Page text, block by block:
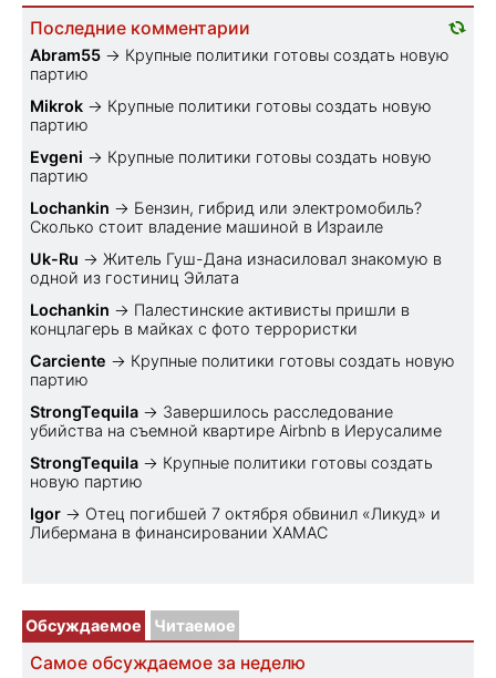
Последние комментарии
Abram55 → Крупные политики готовы создать новую
партию
Mikrok → Крупные политики готовы создать новую
партию
Evgeni → Крупные политики готовы создать новую
партию
Lochankin → Бензин, гибрид или электромобиль?
Cколько стоит владение машиной в Израиле
Uk-Ru → Житель Гуш-Дана изнасиловал знакомую в
одной из гостиниц Эйлата
Lochankin → Палестинские активисты пришли в
концлагерь в майках с фото террористки
Carciente → Крупные политики готовы создать новую
партию
StrongTequila → Завершилось расследование
убийства на съемной квартире Airbnb в Иерусалиме
StrongTequila → Крупные политики готовы создать
новую партию
Igor → Отец погибшей 7 октября обвинил «Ликуд» и
Либермана в финансировании ХАМАС
Обсуждаемое Читаемое
Самое обсуждаемое за неделю